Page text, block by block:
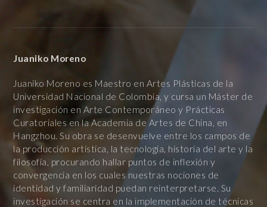
Juaniko Moreno
Juaniko Moreno es Maestro en Artes Plásticas de la
Universidad Nacional de Colombia, y cursa un Máster de
investigación en Arte Contemporáneo y Prácticas
Curatoriales en la Academia de Artes de China, en
Hangzhou. Su obra se desenvuelve entre los campos de
la producción artística, la tecnología, historia del arte y la
filosofía, procurando hallar puntos de inflexión y
convergencia en los cuales nuestras nociones de
identidad y familiaridad puedan reinterpretarse. Su
investigación se centra en la implementación de técnicas